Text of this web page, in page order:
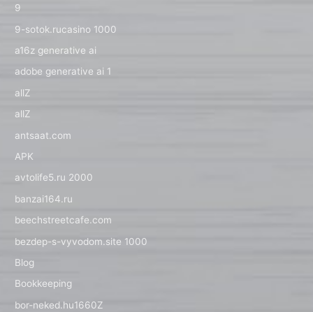
9
9-sotok.rucasino 1000
a16z generative ai
adobe generative ai 1
allZ
allZ
antsaat.com
APK
avtolife5.ru 2000
banzai164.ru
beechstreetcafe.com
bezdep-s-vyvodom.site 1000
Blog
Bookkeeping
bor-neked.hu1660Z